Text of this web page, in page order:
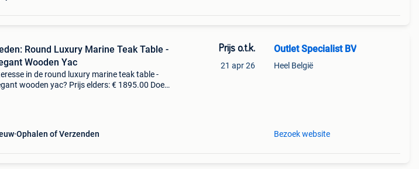
Round Luxury Marine Teak Table -
Wooden Yac
in de round luxury marine teak table -
wooden yac? Prijs elders: € 1895.00 Doe
Ophalen of Verzenden
Prijs o.t.k.
21 apr 26
Outlet Specialist BV
Heel België
Bezoek website